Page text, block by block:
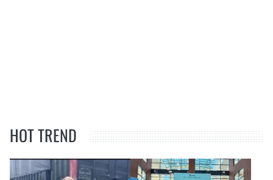
HOT TREND